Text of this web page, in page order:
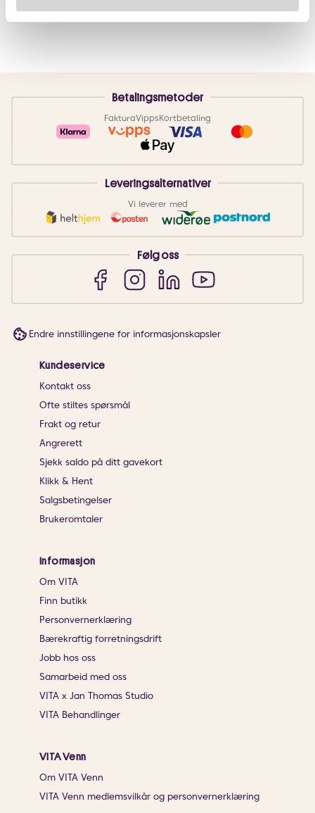
Betalingsmetoder
FakturaVippsKortbetaling
Leveringsalternativer
Vi leverer med
Følg oss
Endre innstillingene for informasjonskapsler
Kundeservice
Kontakt oss
Ofte stiltes spørsmål
Frakt og retur
Angrerett
Sjekk saldo på ditt gavekort
Klikk & Hent
Salgsbetingelser
Brukeromtaler
Informasjon
Om VITA
Finn butikk
Personvernerklæring
Bærekraftig forretningsdrift
Jobb hos oss
Samarbeid med oss
VITA x Jan Thomas Studio
VITA Behandlinger
VITA Venn
Om VITA Venn
VITA Venn medlemsvilkår og personvernerklæring